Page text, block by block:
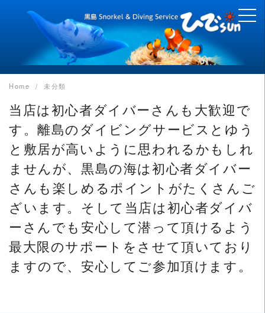
Home 未分類
当店は初心者ダイバーさんも大歓迎で
す。離島のダイビングサービスとゆう
と敷居が高いように思われるかもしれ
ませんが、黒島の海は初心者ダイバー
さんも楽しめるポイントがたくさんご
ざいます。そして当店は初心者ダイバ
ーさんでも安心して潜って頂けるよう
最大限のサポートをさせて頂いており
ますので、安心してご参加頂けます。